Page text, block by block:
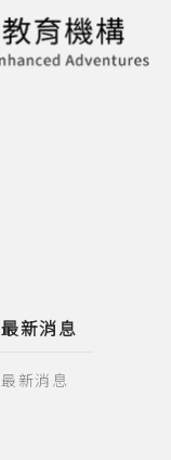
最新消息
最新消息